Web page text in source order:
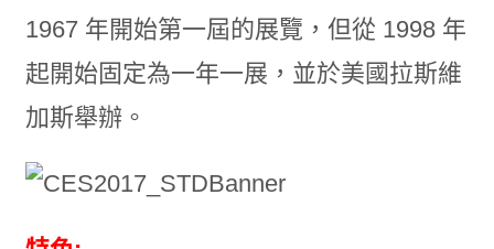
1967 年開始第一屆的展覽，但從 1998 年
起開始固定為一年一展，並於美國拉斯維
加斯舉辦。